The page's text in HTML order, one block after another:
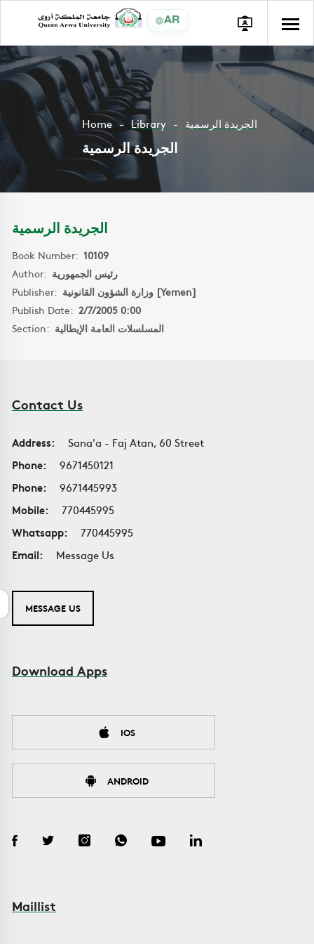
AR
Home Library الجريدة الرسمية
الجريدة الرسمية
الجريدة الرسمية
Book Number: 10109
Author: رئيس الجمهورية
Publisher:
وزارة الشؤون القانونية [Yemen]
Publish Date: 2/7/2005 0:00
Section: المسلسلات العامة الإيطالية
Contact Us
Address:
Sana'a - Faj Atan, 60 Street
Phone:
9671450121
Phone:
9671445993
Mobile:
770445995
Whatsapp:
770445995
Email:
Message Us
MESSAGE US
Download Apps
IOS
ANDROID
Maillist